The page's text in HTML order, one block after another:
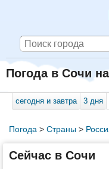
Погода в Сочи
сегодня и завтра 3 дня
Погода > Страны>
Сейчас в Сочи